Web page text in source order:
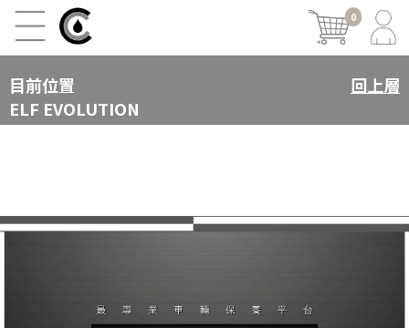
0
目前位置
ELF EVOLUTION
回上層